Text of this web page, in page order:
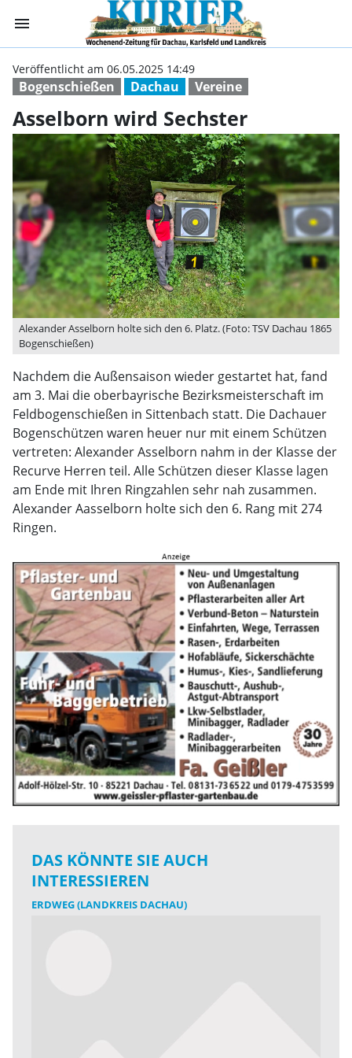
menu Asselborn wird
Bogenschießen Dachau Vereine
Veröffentlicht am 06.05.2025 14:49
Asselborn wird Sechster
Alexander Asselborn holte sich den 6. Platz. (Foto: TSV Dachau 1865
Bogenschießen)
Nachdem die Außensaison wieder gestartet hat, fand
am 3. Mai die oberbayrische Bezirksmeisterschaft im
Feldbogenschießen in Sittenbach statt. Die Dachauer
Bogenschützen waren heuer nur mit einem Schützen
vertreten: Alexander Asselborn nahm in der Klasse der
Recurve Herren teil. Alle Schützen dieser Klasse lagen
am Ende mit Ihren Ringzahlen sehr nah zusammen.
Alexander Aasselborn holte sich den 6. Rang mit 274
Ringen.
DAS KÖNNTE SIE AUCH
INTERESSIEREN
ERDWEG (LANDKREIS DACHAU)